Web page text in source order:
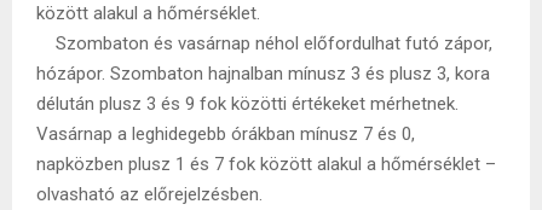
között alakul a hőmérséklet.
Szombaton és vasárnap néhol előfordulhat futó zápor,
hózápor. Szombaton hajnalban mínusz 3 és plusz 3, kora
délután plusz 3 és 9 fok közötti értékeket mérhetnek.
Vasárnap a leghidegebb órákban mínusz 7 és 0,
napközben plusz 1 és 7 fok között alakul a hőmérséklet –
olvasható az előrejelzésben.